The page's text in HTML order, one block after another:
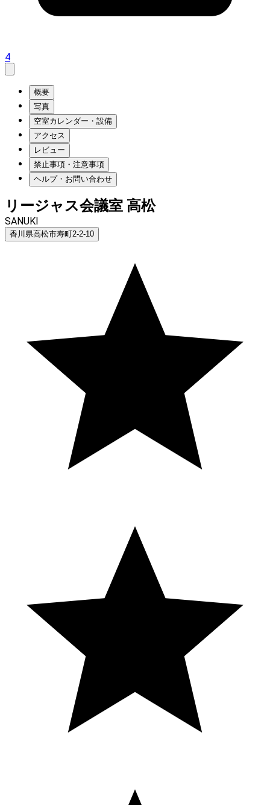
4
概要
写真
空室カレンダー・設備
アクセス
レビュー
禁止事項・注意事項
ヘルプ・お問い合わせ
リージャス会議室 高松
SANUKI
香川県高松市寿町2-2-10